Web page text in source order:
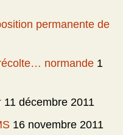
permanente de
normande 1
11 décembre 2011
16 novembre 2011